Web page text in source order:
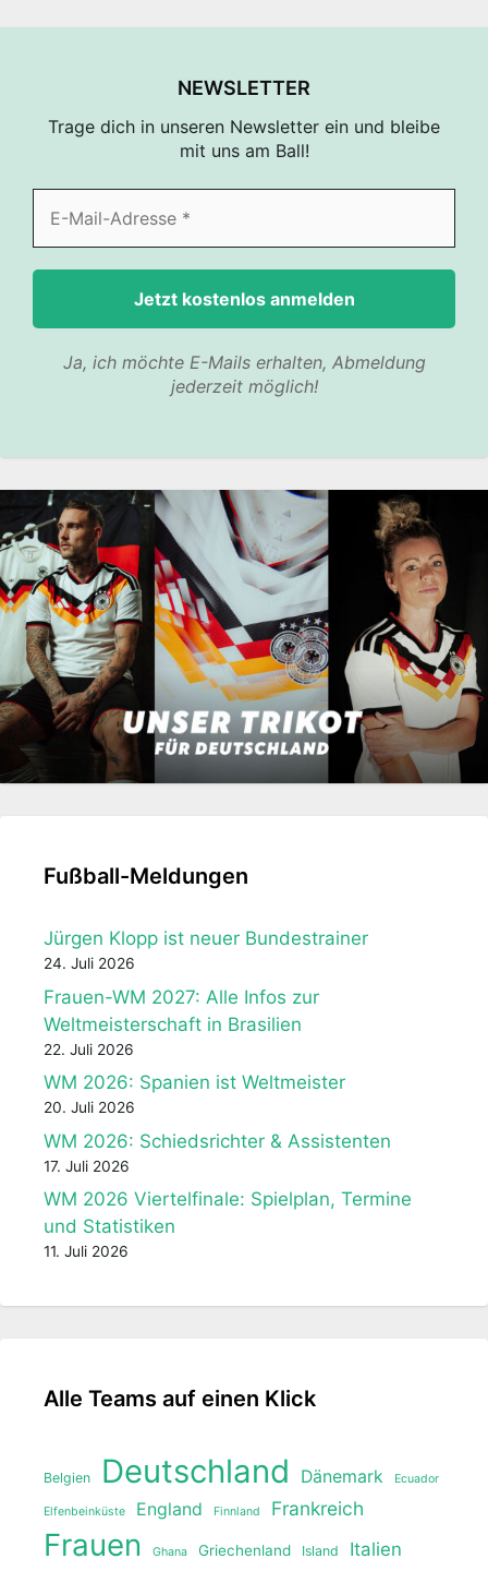
NEWSLETTER
Trage dich in unseren Newsletter ein und bleibe
mit uns am Ball!
Ja, ich möchte E-Mails erhalten, Abmeldung
jederzeit möglich!
Fußball-Meldungen
Jürgen Klopp ist neuer Bundestrainer
24. Juli 2026
Frauen-WM 2027: Alle Infos zur
Weltmeisterschaft in Brasilien
22. Juli 2026
WM 2026: Spanien ist Weltmeister
20. Juli 2026
WM 2026: Schiedsrichter & Assistenten
17. Juli 2026
WM 2026 Viertelfinale: Spielplan, Termine
und Statistiken
11. Juli 2026
Alle Teams auf einen Klick
Belgien Deutschland Dänemark Ecuador
Elfenbeinküste England Finnland Frankreich
Frauen Ghana Griechenland Island Italien